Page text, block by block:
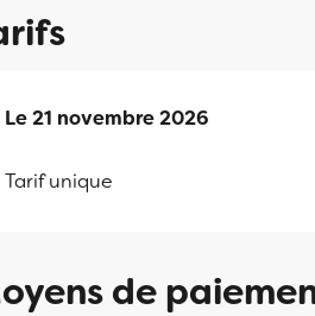
Le21 novembre 2026
Le21 novembre 2026
Tarif unique
de